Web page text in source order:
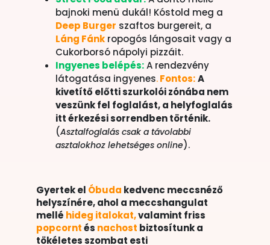
bajnoki menü dukál! Kóstold meg a
Deep Burger szaftos burgereit, a
Láng Fánk ropogós lángosait vagy a
Cukorborsó nápolyi pizzáit.
Ingyenes belépés:A rendezvény
látogatása ingyenes.Fontos:A
kivetítő előtti szurkolói zónába nem
veszünk fel foglalást, a helyfoglalás
itt érkezési sorrendben történik.
(Asztalfoglalás csak a távolabbi
asztalokhoz lehetséges online).
Gyertek el Óbuda kedvenc meccsnéző
helyszínére, ahol a meccshangulat
mellé hideg italokat,valamint friss
popcorntés nachost biztosítunk a
tökéletes szombat esti